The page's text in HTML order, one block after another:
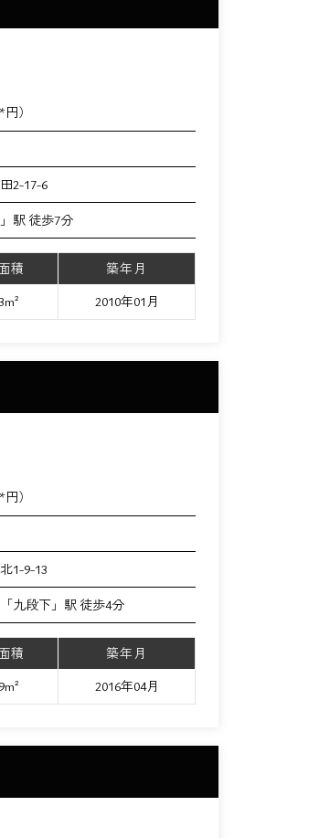
円）
2-17-6
駅 徒歩7分
積
築年月
2010年01月
円）
1-9-13
九段下」駅 徒歩4分
積
築年月
2016年04月